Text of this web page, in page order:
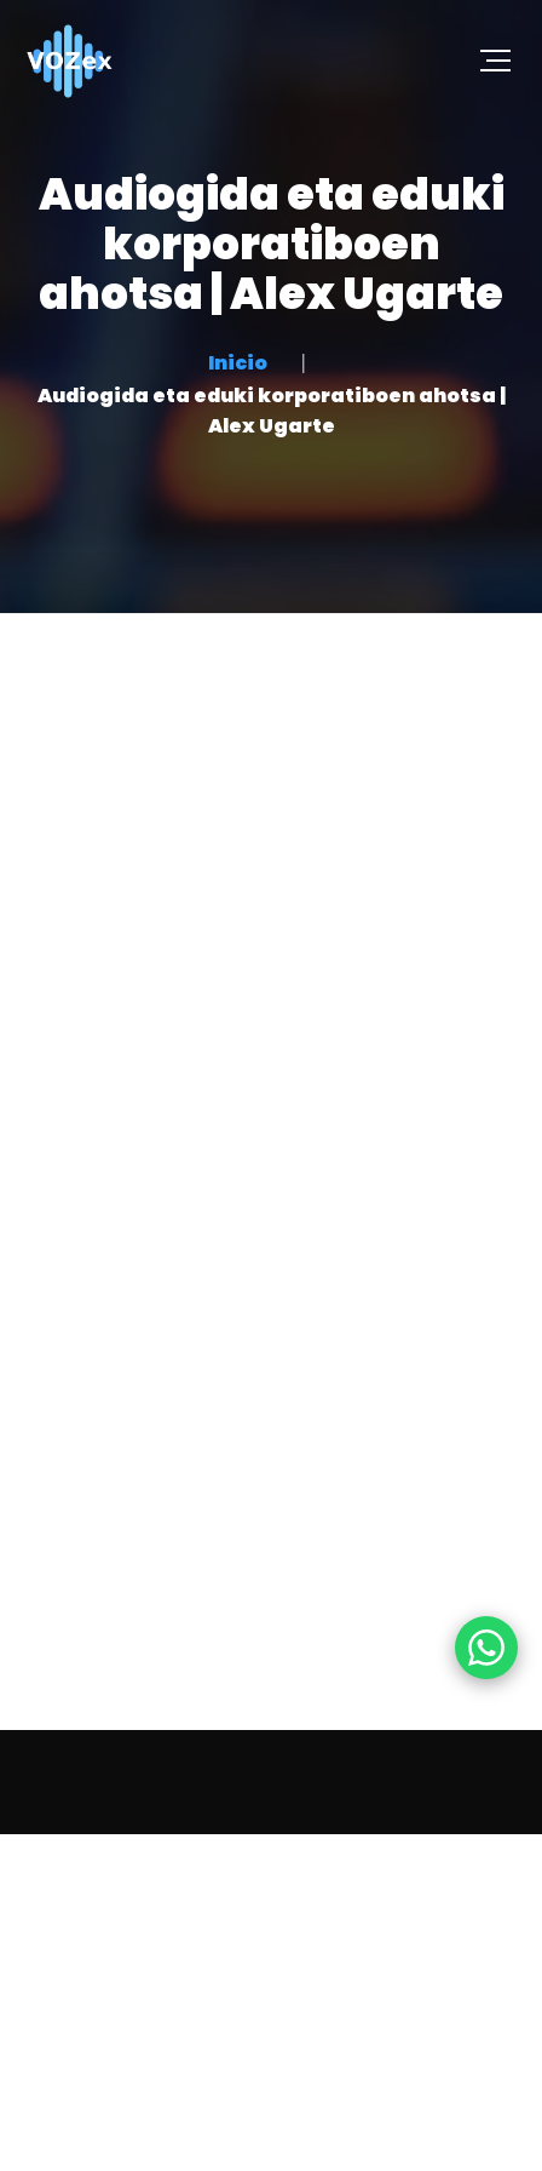
Audiogida eta eduki
korporatiboen
ahotsa | Alex Ugarte
Inicio
Audiogida eta eduki korporatiboen ahotsa |
Alex Ugarte